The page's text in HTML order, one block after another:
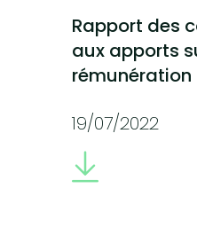
Rapport des
aux apports
rémunération
19/07/2022